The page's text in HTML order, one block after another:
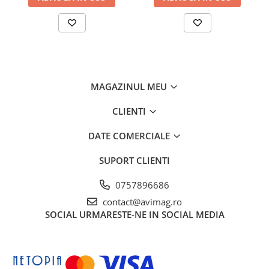
Ciocane si dalti
Clesti si patenti
Scule multifunctionale si accesorii
Unelte & Depozitare
Materiale de constructii
Accesorii echipamente pentru
transport si ridicat
Accesorii usi
MAGAZINUL MEU
CLIENTI
DATE COMERCIALE
SUPORT CLIENTI
0757896686
contact@avimag.ro
SOCIAL URMARESTE-NE IN SOCIAL MEDIA